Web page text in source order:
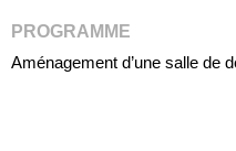
PROGRAMME
Aménagement d’une salle de